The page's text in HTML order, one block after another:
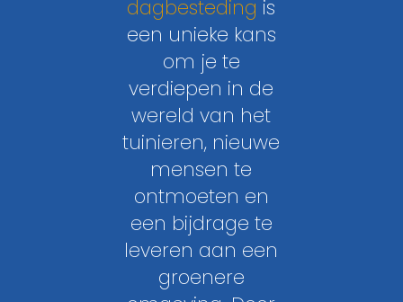
dagbesteding is
een unieke kans
om je te
verdiepen in de
wereld van het
tuinieren, nieuwe
mensen te
ontmoeten en
een bijdrage te
leveren aan een
groenere